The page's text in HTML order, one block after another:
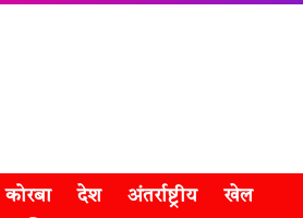
कोरबा देश अंतर्राष्ट्रीय
खेल